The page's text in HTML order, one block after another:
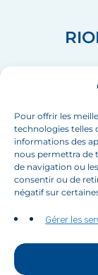
Pour offrir les
technologies telles
informations des
nous permettra de
de navigation ou
consentir ou de
négatif sur
Gérer les
mail